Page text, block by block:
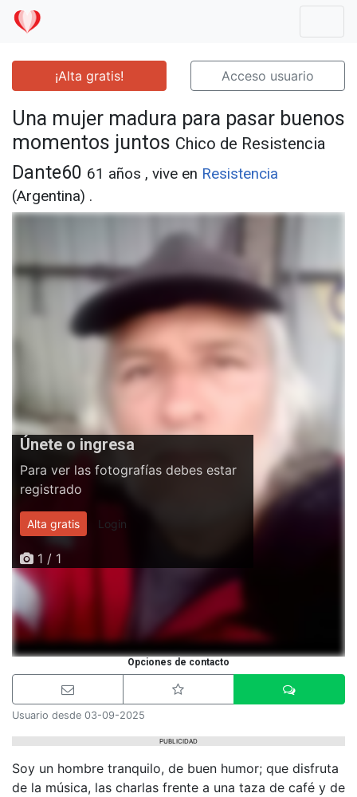
¡Alta gratis! Acceso usuario
Una mujer madura para pasar buenos
momentos juntos Chico de Resistencia
Dante60 61 años , vive en Resistencia
(Argentina) .
Únete o ingresa
Para ver las fotografías debes estar
registrado
Alta gratis Login
1 / 1
Opciones de contacto
Usuario desde 03-09-2025
PUBLICIDAD
Soy un hombre tranquilo, de buen humor; que disfruta
de la música, las charlas frente a una taza de café y de